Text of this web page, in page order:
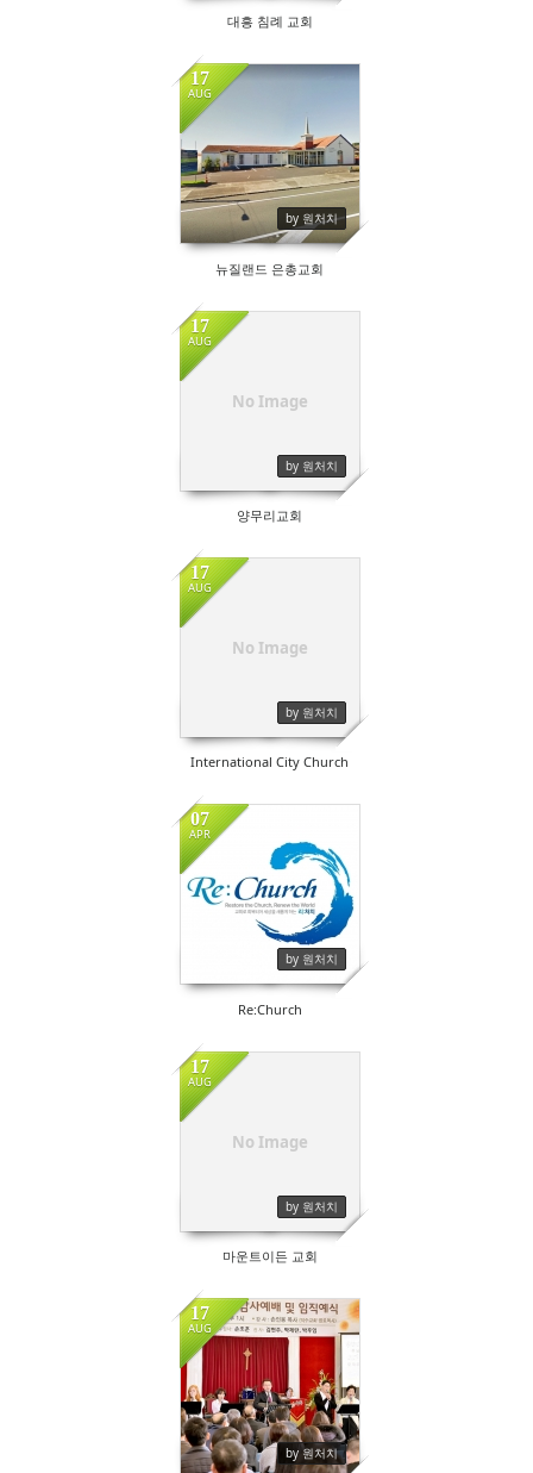
대흥 침례 교회
17
AUG
by 원처치
뉴질랜드 은총교회
No Image
17
AUG
by 원처치
양무리교회
No Image
17
AUG
by 원처치
International City Church
07
APR
by 원처치
Re:Church
No Image
17
AUG
by 원처치
마운트이든 교회
17
AUG
by 원처치